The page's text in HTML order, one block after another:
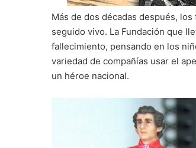
Más de dos décadas después,
seguido vivo. La Fundación que
fallecimiento, pensando en los
variedad de compañías usar el
un héroe nacional.